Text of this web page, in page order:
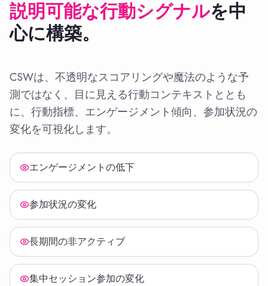
説明可能な行動シグナルを中
心に構築。
CSWは、不透明なスコアリングや魔法のような予
測ではなく、目に見える行動コンテキストととも
に、行動指標、エンゲージメント傾向、参加状況の
変化を可視化します。
エンゲージメントの低下
参加状況の変化
長期間の非アクティブ
集中セッション参加の変化